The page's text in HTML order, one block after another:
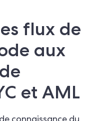
flux de
aux
et AML